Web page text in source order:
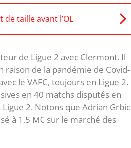
taille avant l’OL
de Ligue 2 avec Clermont. Il
raison de la pandémie de Covid-
le VAFC, toujours en Ligue 2.
en 40 matchs disputés en
2. Notons que Adrian Grbic
à 1,5 M€ sur le marché des